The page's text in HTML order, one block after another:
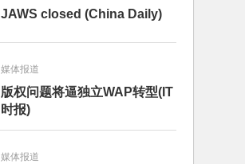
JAWS closed (China Daily)
媒体报道
版权问题将逼独立WAP转型(IT
时报)
媒体报道